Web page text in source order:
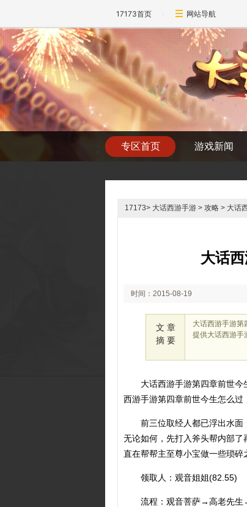
17173首页 网站导航
专区首页 游戏新闻
17173> 大话西游手游 > 攻略 > 大话
大话
时间：2015-08-19
文 章
摘 要
大话西游手游第
提供大话西游手
大话西游手游第四章前世
西游手游第四章前世今生怎么
前三位取经人都已浮出水面
无论如何，先打入斧头帮内部
直在帮帮主至尊小宝做一些琐
领取人：观音姐姐(82.55)
流程：观音菩萨→高老先